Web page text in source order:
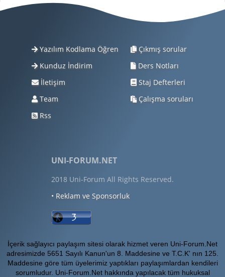
Yazılım Kodlama Öğren
Kunduz İndirim
İletişim
Team
Rss
Çıkmış sorular
Ders Notları
Staj Defterleri
Çalışma soruları
UNI-FORUM.NET
2018 Uni-Forum All Rights Reserved.
• Reklam ve Sponsorluk
İçerik sağlayıcı paylaşım sitesi olarak hizmet veren Uni-Forum.Net
adresimizde 5651 Sayılı Kanun'un 8. Maddesine ve T.C.K' nın 125.
Maddesine göre tüm üyelerimiz yaptıkları paylaşımlardan kendileri
sorumludur. Uni-Forum.Net hakkında yapılacak tüm hukuksal